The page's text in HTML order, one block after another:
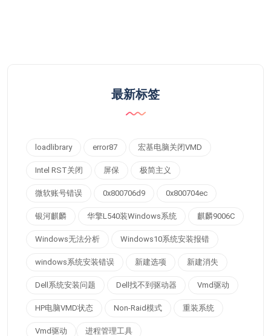
最新标签
loadlibrary error87 宏基电脑关闭VMD
Intel RST关闭 屏保 极简主义
微软账号错误 0x800706d9 0x800704ec
银河麒麟 华擎L540装Windows系统 麒麟9006C
Windows无法分析 Windows10系统安装报错
windows系统安装错误 新建选项 新建消失
Dell系统安装问题 Dell找不到驱动器 Vmd驱动
HP电脑VMD状态 Non-Raid模式 重装系统
Vmd驱动 进程管理工具